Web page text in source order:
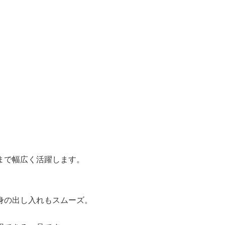
幅広く活躍します。
出し入れもスムーズ。